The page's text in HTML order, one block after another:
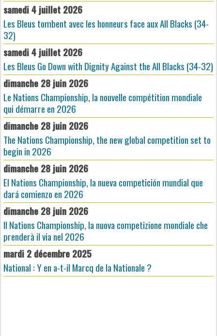
samedi 4 juillet 2026
Les Bleus tombent avec les honneurs face aux All Blacks (34-
32)
samedi 4 juillet 2026
Les Bleus Go Down with Dignity Against the All Blacks (34-32)
dimanche 28 juin 2026
Le Nations Championship, la nouvelle compétition mondiale
qui démarre en 2026
dimanche 28 juin 2026
The Nations Championship, the new global competition set to
begin in 2026
dimanche 28 juin 2026
El Nations Championship, la nueva competición mundial que
dará comienzo en 2026
dimanche 28 juin 2026
Il Nations Championship, la nuova competizione mondiale che
prenderà il via nel 2026
mardi 2 décembre 2025
National : Y en a-t-il Marcq de la Nationale ?